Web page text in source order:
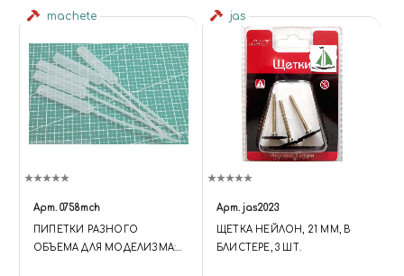
machete
Арт. 0758mch
ПИПЕТКИ РАЗНОГО
ОБЪЕМА ДЛЯ МОДЕЛИЗМА:
jas
Арт. jas2023
ЩЕТКА НЕЙЛОН, 21 ММ, В
БЛИСТЕРЕ, 3 ШТ.